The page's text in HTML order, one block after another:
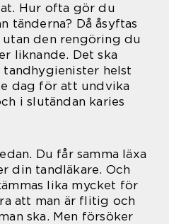
Hur ofta gör du
tänderna? Då åsyftas
den rengöring du
liknande. Det ska
helst
dag för att undvika
i slutändan karies
Du får samma läxa
din tandläkare. Och
lika mycket för
att man är flitig och
ska. Men försöker